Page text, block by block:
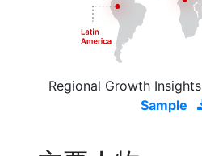
Regional Growth Insights
Sample